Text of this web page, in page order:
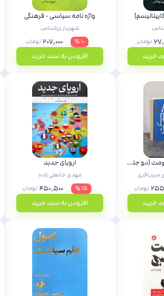
تومان
خرید
واژه نامه سیاسی - فرهنگی
شهریار زرشناس
۱۰ %
۲۰۷,۰۰۰ تومان
افزودن به سبد خرید
مجموعه حکمت حکومت (دو جلدی)
تومان
خرید
اروپای جدید
مهدی خانعلی زاده
۱۵ %
۴۵۰,۵۰۰ تومان
افزودن به سبد خرید